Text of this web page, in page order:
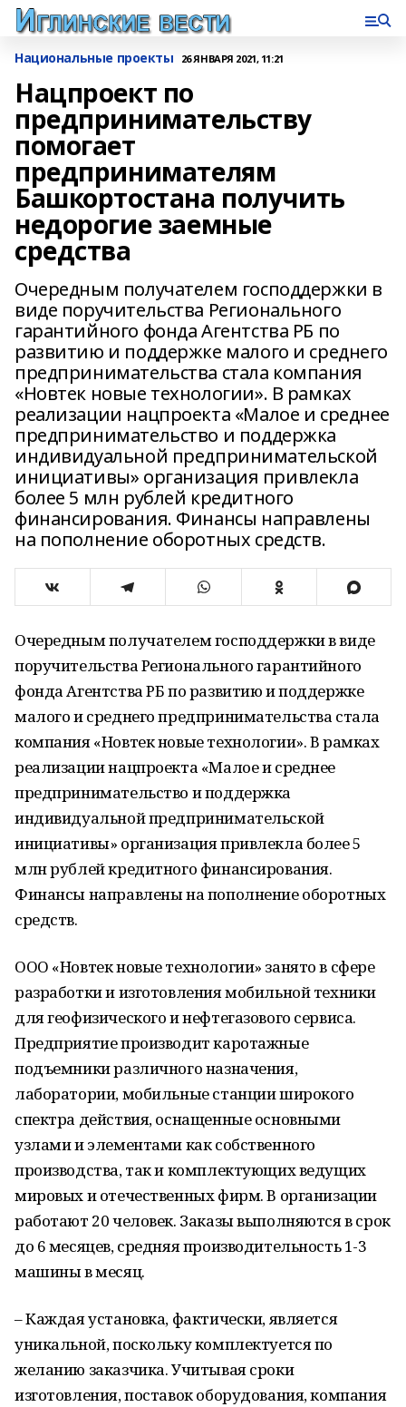
Национальные проекты 26 ЯНВАРЯ 2021, 11:21
Нацпроект по
предпринимательству
помогает
предпринимателям
Башкортостана получить
недорогие заемные
средства
Очередным получателем господдержки в
виде поручительства Регионального
гарантийного фонда Агентства РБ по
развитию и поддержке малого и среднего
предпринимательства стала компания
«Новтек новые технологии». В рамках
реализации нацпроекта «Малое и среднее
предпринимательство и поддержка
индивидуальной предпринимательской
инициативы» организация привлекла
более 5 млн рублей кредитного
финансирования. Финансы направлены
на пополнение оборотных средств.
Очередным получателем господдержки в виде
поручительства Регионального гарантийного
фонда Агентства РБ по развитию и поддержке
малого и среднего предпринимательства стала
компания «Новтек новые технологии». В рамках
реализации нацпроекта «Малое и среднее
предпринимательство и поддержка
индивидуальной предпринимательской
инициативы» организация привлекла более 5
млн рублей кредитного финансирования.
Финансы направлены на пополнение оборотных
средств.
ООО «Новтек новые технологии» занято в сфере
разработки и изготовления мобильной техники
для геофизического и нефтегазового сервиса.
Предприятие производит каротажные
подъемники различного назначения,
лаборатории, мобильные станции широкого
спектра действия, оснащенные основными
узлами и элементами как собственного
производства, так и комплектующих ведущих
мировых и отечественных фирм. В организации
работают 20 человек. Заказы выполняются в срок
до 6 месяцев, средняя производительность 1-3
машины в месяц.
– Каждая установка, фактически, является
уникальной, поскольку комплектуется по
желанию заказчика. Учитывая сроки
изготовления, поставок оборудования, компания